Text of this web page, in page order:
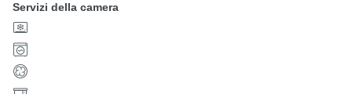
Servizi della camera